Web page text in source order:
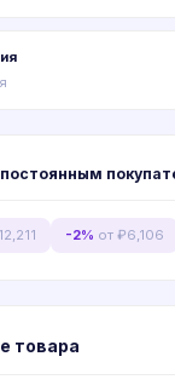
-2% от ₽6,106
товара